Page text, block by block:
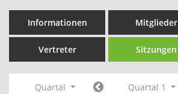
Informationen Mitglieder
Vertreter Sitzungen
Quartal Quartal 1